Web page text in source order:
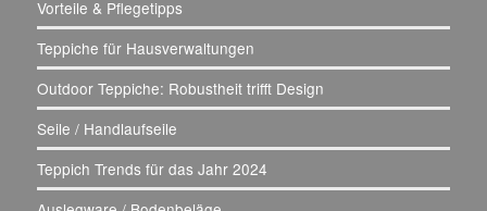
Vorteile & Pflegetipps
Teppiche für Hausverwaltungen
Outdoor Teppiche: Robustheit trifft Design
Seile / Handlaufseile
Teppich Trends für das Jahr 2024